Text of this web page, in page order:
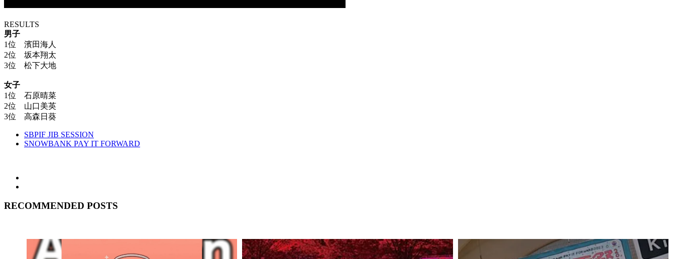
RESULTS
男子
1位 濱田海人
2位 坂本翔太
3位 松下大地
女子
1位 石原晴菜
2位 山口美英
3位 高森日葵
SBPIF JIB SESSION
SNOWBANK PAY IT FORWARD
RECOMMENDED POSTS